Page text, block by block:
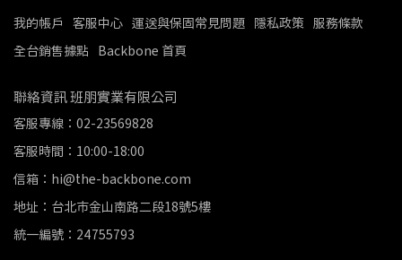
我的帳戶 客服中心 運送與保固常見問題 隱私政策 服務條款
全台銷售據點 Backbone 首頁
聯絡資訊 班朋實業有限公司
客服專線：02-23569828
客服時間：10:00-18:00
信箱：hi@the-backbone.com
地址：台北市金山南路二段18號5樓
統一編號：24755793